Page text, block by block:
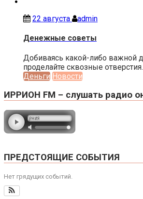
22 августа admin
Денежные советы
Добиваясь какой-либо важной
проделайте сквозные
Деньги Новости
ИРРИОН FM – слушать радио
ПРЕДСТОЯЩИЕ СОБЫТИЯ
Нет грядущих событий.